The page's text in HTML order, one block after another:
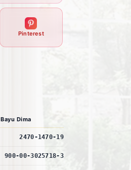
Pinterest
Bayu Dima
2470-1470-19
900-00-3025718-3